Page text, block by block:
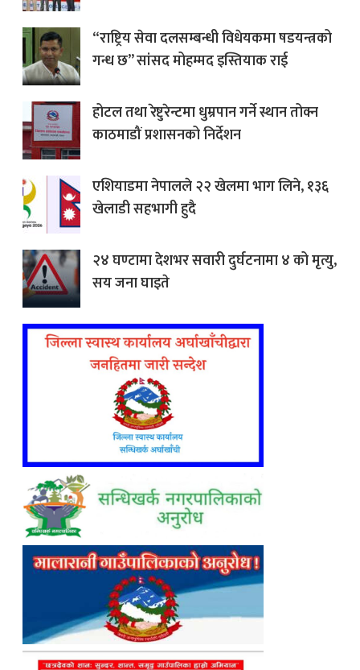
“राष्ट्रिय सेवा दलसम्बन्धी विधेयकमा षडयन्त्रको
गन्ध छ” सांसद मोहम्मद इस्तियाक राई
होटल तथा रेष्टुरेन्टमा धुम्रपान गर्ने स्थान तोक्न
काठमाडौं प्रशासनको निर्देशन
एशियाडमा नेपालले २२ खेलमा भाग लिने, १३६
खेलाडी सहभागी हुदै
२४ घण्टामा देशभर सवारी दुर्घटनामा ४ को मृत्यु,
सय जना घाइते